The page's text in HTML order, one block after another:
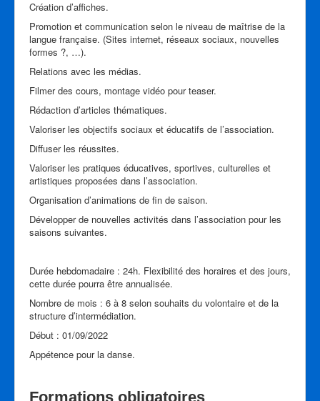
Création d’affiches.
Promotion et communication selon le niveau de maîtrise de la
langue française. (Sites internet, réseaux sociaux, nouvelles
formes ?, …).
Relations avec les médias.
Filmer des cours, montage vidéo pour teaser.
Rédaction d’articles thématiques.
Valoriser les objectifs sociaux et éducatifs de l’association.
Diffuser les réussites.
Valoriser les pratiques éducatives, sportives, culturelles et
artistiques proposées dans l’association.
Organisation d’animations de fin de saison.
Développer de nouvelles activités dans l’association pour les
saisons suivantes.
Durée hebdomadaire : 24h. Flexibilité des horaires et des jours,
cette durée pourra être annualisée.
Nombre de mois : 6 à 8 selon souhaits du volontaire et de la
structure d’intermédiation.
Début : 01/09/2022
Appétence pour la danse.
Formations obligatoires